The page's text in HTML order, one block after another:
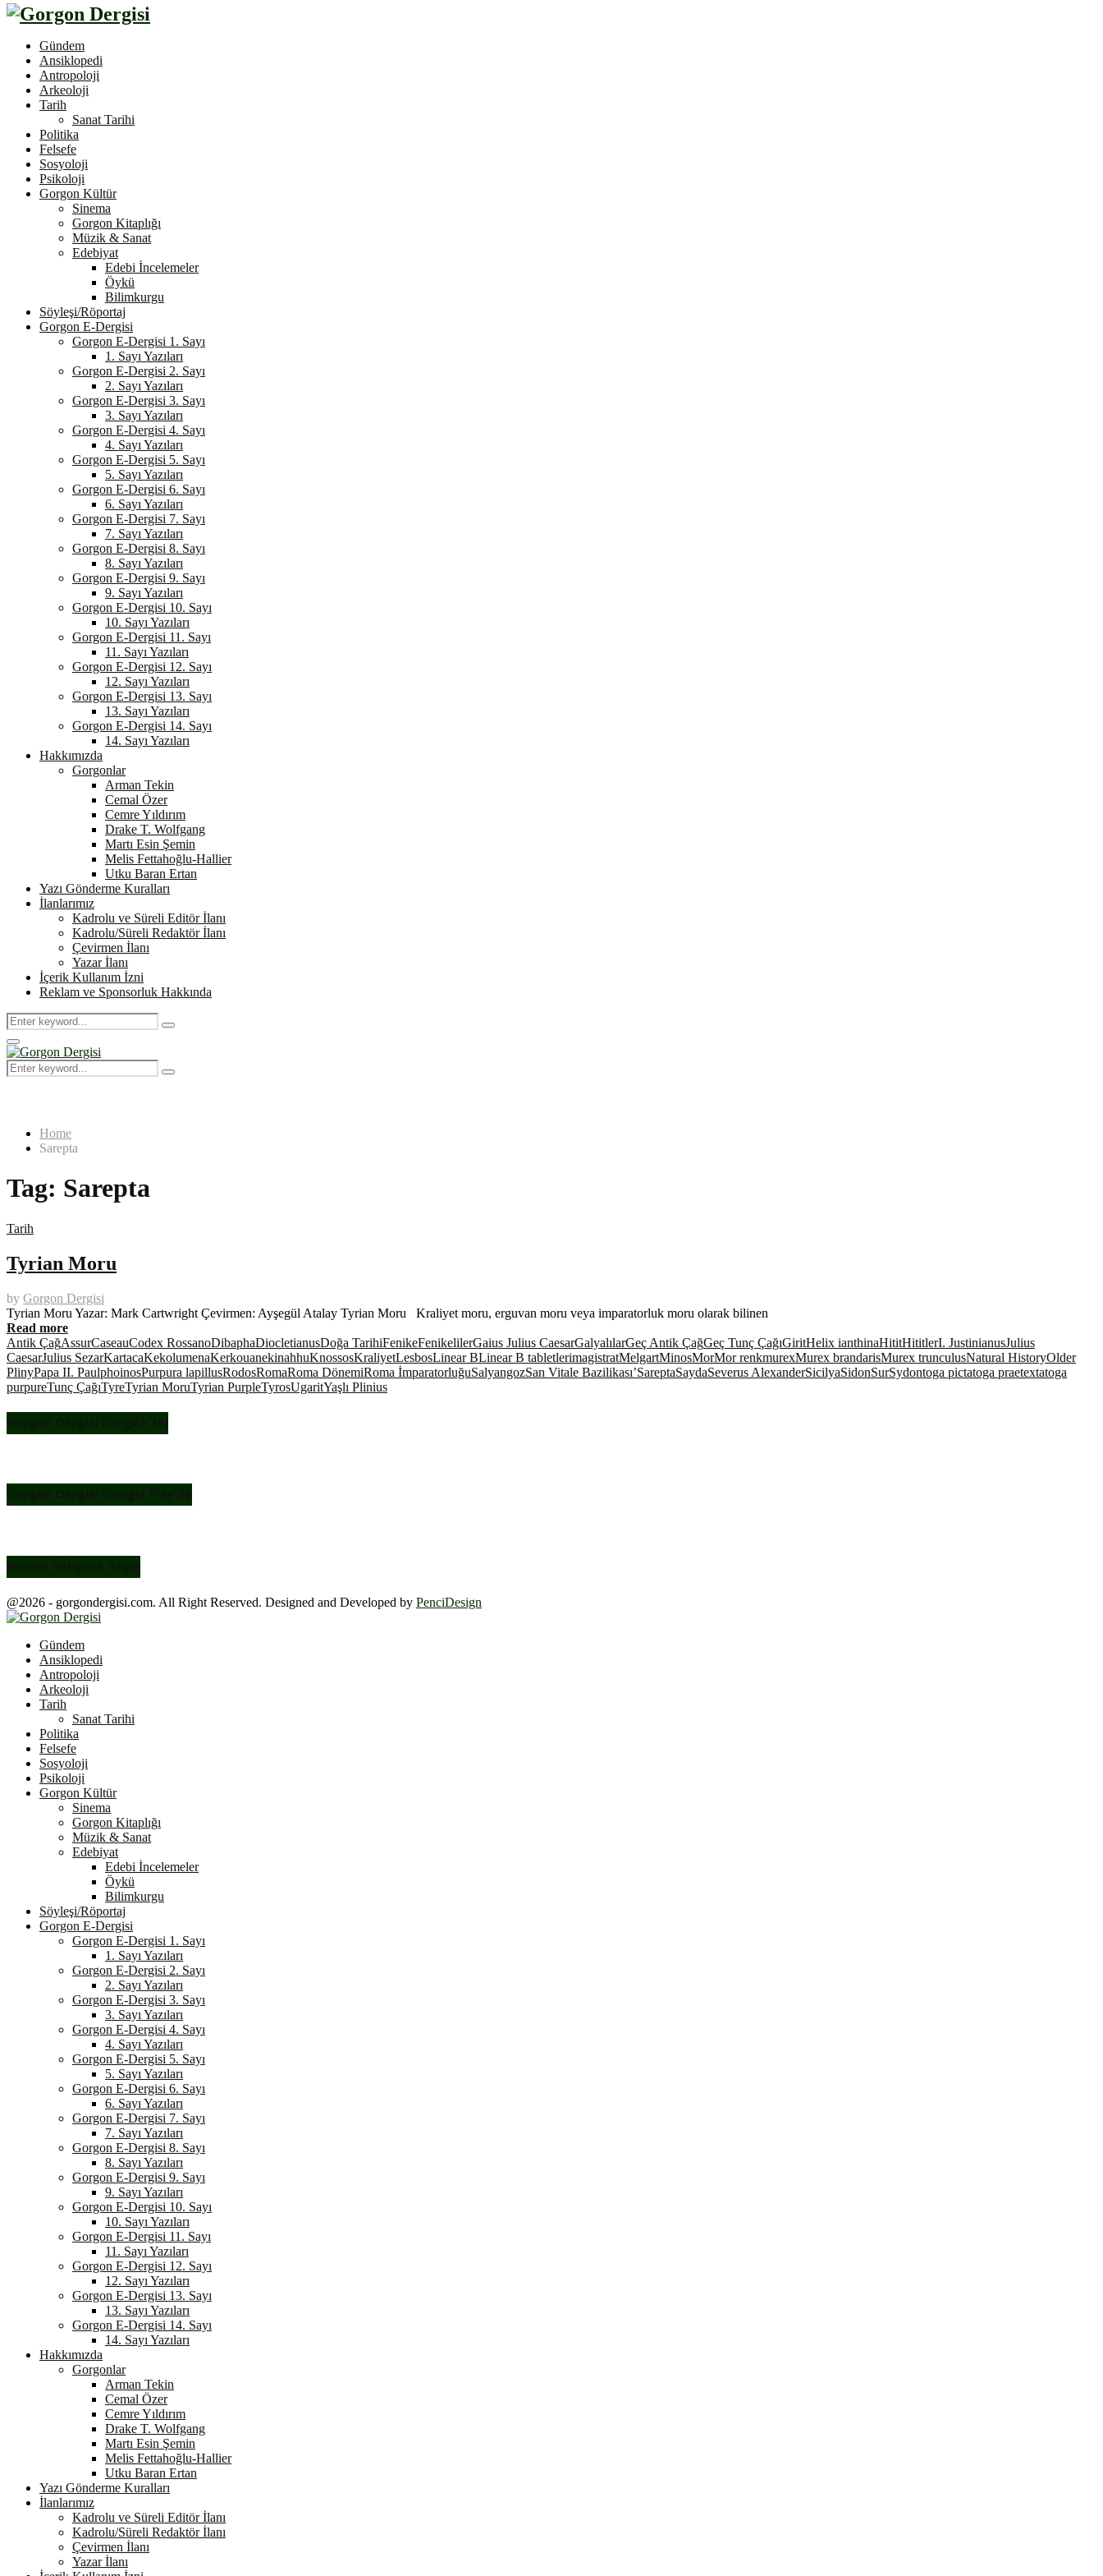
Gündem
Ansiklopedi
Antropoloji
Arkeoloji
Tarih
Sanat Tarihi
Politika
Felsefe
Sosyoloji
Psikoloji
Gorgon Kültür
Sinema
Gorgon Kitaplığı
Müzik & Sanat
Edebiyat
Edebi İncelemeler
Öykü
Bilimkurgu
Söyleşi/Röportaj
Gorgon E-Dergisi
Gorgon E-Dergisi 1. Sayı
1. Sayı Yazıları
Gorgon E-Dergisi 2. Sayı
2. Sayı Yazıları
Gorgon E-Dergisi 3. Sayı
3. Sayı Yazıları
Gorgon E-Dergisi 4. Sayı
4. Sayı Yazıları
Gorgon E-Dergisi 5. Sayı
5. Sayı Yazıları
Gorgon E-Dergisi 6. Sayı
6. Sayı Yazıları
Gorgon E-Dergisi 7. Sayı
7. Sayı Yazıları
Gorgon E-Dergisi 8. Sayı
8. Sayı Yazıları
Gorgon E-Dergisi 9. Sayı
9. Sayı Yazıları
Gorgon E-Dergisi 10. Sayı
10. Sayı Yazıları
Gorgon E-Dergisi 11. Sayı
11. Sayı Yazıları
Gorgon E-Dergisi 12. Sayı
12. Sayı Yazıları
Gorgon E-Dergisi 13. Sayı
13. Sayı Yazıları
Gorgon E-Dergisi 14. Sayı
14. Sayı Yazıları
Hakkımızda
Gorgonlar
Arman Tekin
Cemal Özer
Cemre Yıldırım
Drake T. Wolfgang
Martı Esin Şemin
Melis Fettahoğlu-Hallier
Utku Baran Ertan
Yazı Gönderme Kuralları
İlanlarımız
Kadrolu ve Süreli Editör İlanı
Kadrolu/Süreli Redaktör İlanı
Çevirmen İlanı
Yazar İlanı
İçerik Kullanım İzni
Reklam ve Sponsorluk Hakkında
Search
for:
Search
Primary
Menu
Search
for:
Search
Home
Sarepta
Tag: Sarepta
Tarih
Tyrian Moru
by Gorgon Dergisi
Tyrian Moru Yazar: Mark Cartwright Çevirmen: Ayşegül Atalay Tyrian Moru Kraliyet moru, erguvan moru veya imparatorluk moru olarak bilinen
Read more
Antik ÇağAssurCaseauCodex RossanoDibaphaDiocletianusDoğa TarihiFenikeFenikelilerGaius Julius CaesarGalyalılarGeç Antik ÇağGeç Tunç ÇağıGiritHelix ianthinaHititHititlerI. JustinianusJulius
CaesarJulius SezarKartacaKekolumenaKerkouanekinahhuKnossosKraliyetLesbosLinear BLinear B tabletlerimagistratMelgartMinosMorMor renkmurexMurex brandarisMurex trunculusNatural HistoryOlder
PlinyPapa II. PaulphoinosPurpura lapillusRodosRomaRoma DönemiRoma İmparatorluğuSalyangozSan Vitale Bazilikası’SareptaSaydaSeverus AlexanderSicilyaSidonSurSydontoga pictatoga praetextatoga
purpureTunç ÇağıTyreTyrian MoruTyrian PurpleTyrosUgaritYaşlı Plinius
Gorgon Dergisi Dergilik’te!
Gorgon Dergisi Google Play’de
Bizimle İletişime Geçin
@2026 - gorgondergisi.com. All Right Reserved. Designed and Developed by PenciDesign
Gündem
Ansiklopedi
Antropoloji
Arkeoloji
Tarih
Sanat Tarihi
Politika
Felsefe
Sosyoloji
Psikoloji
Gorgon Kültür
Sinema
Gorgon Kitaplığı
Müzik & Sanat
Edebiyat
Edebi İncelemeler
Öykü
Bilimkurgu
Söyleşi/Röportaj
Gorgon E-Dergisi
Gorgon E-Dergisi 1. Sayı
1. Sayı Yazıları
Gorgon E-Dergisi 2. Sayı
2. Sayı Yazıları
Gorgon E-Dergisi 3. Sayı
3. Sayı Yazıları
Gorgon E-Dergisi 4. Sayı
4. Sayı Yazıları
Gorgon E-Dergisi 5. Sayı
5. Sayı Yazıları
Gorgon E-Dergisi 6. Sayı
6. Sayı Yazıları
Gorgon E-Dergisi 7. Sayı
7. Sayı Yazıları
Gorgon E-Dergisi 8. Sayı
8. Sayı Yazıları
Gorgon E-Dergisi 9. Sayı
9. Sayı Yazıları
Gorgon E-Dergisi 10. Sayı
10. Sayı Yazıları
Gorgon E-Dergisi 11. Sayı
11. Sayı Yazıları
Gorgon E-Dergisi 12. Sayı
12. Sayı Yazıları
Gorgon E-Dergisi 13. Sayı
13. Sayı Yazıları
Gorgon E-Dergisi 14. Sayı
14. Sayı Yazıları
Hakkımızda
Gorgonlar
Arman Tekin
Cemal Özer
Cemre Yıldırım
Drake T. Wolfgang
Martı Esin Şemin
Melis Fettahoğlu-Hallier
Utku Baran Ertan
Yazı Gönderme Kuralları
İlanlarımız
Kadrolu ve Süreli Editör İlanı
Kadrolu/Süreli Redaktör İlanı
Çevirmen İlanı
Yazar İlanı